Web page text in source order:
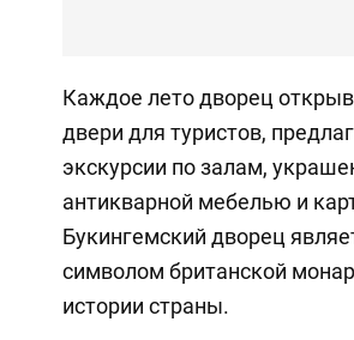
Каждое лето дворец
двери для туристов,
экскурсии по залам,
антикварной мебелью и
Букингемский дворец
символом британской
истории страны.